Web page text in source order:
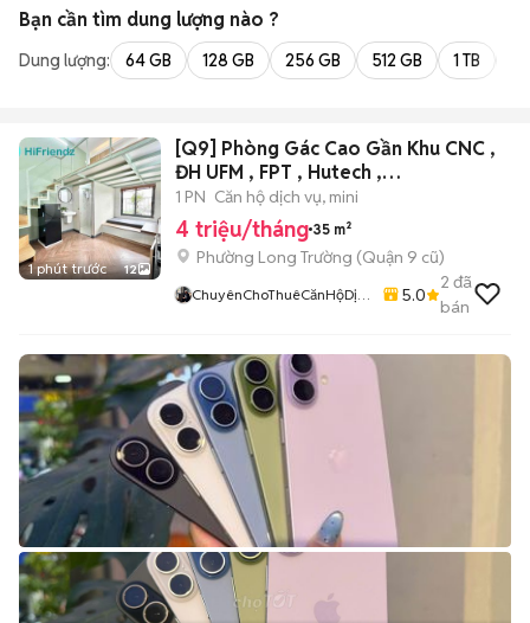
Bạn cần tìm dung lượng nào ?
Dung lượng: 64 GB 128 GB 256 GB 512 GB 1 TB
1 phút trước 12
[Q9] Phòng Gác Cao Gần Khu CNC ,
ĐH UFM , FPT , Hutech ,…
1 PN Căn hộ dịch vụ, mini
4 triệu/tháng 35 m²
Phường Long Trường (Quận 9 cũ)
ChuyênChoThuêCănHộDịch
5.0
2 đã
bán